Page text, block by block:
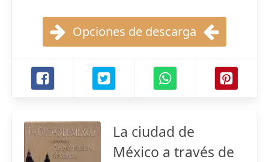
Opciones de descarga
La ciudad de
México a través de